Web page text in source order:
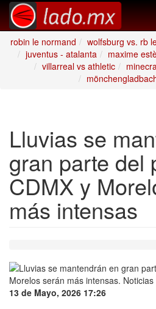
robin le normand
wolfsburg vs. rb
juventus - atalanta
maxime
villarreal vs athletic
Lluvias se
gran parte del
CDMX y
más intensas
13 de Mayo, 2026 17:26